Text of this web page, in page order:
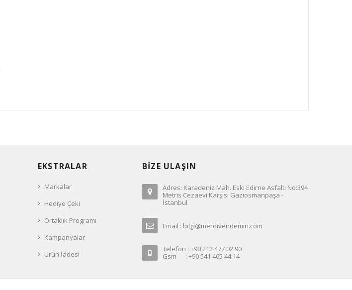
EKSTRALAR
Markalar
Hediye Çeki
Ortaklık Programı
Kampanyalar
Ürün İadesi
BİZE ULAŞIN
Adres: Karadeniz Mah. Eski Edirne Asfaltı No:394
Metris Cezaevi Karşısı Gaziosmanpaşa -
İstanbul
Email : bilgi@merdivendemiri.com
Telefon : +90 212 477 02 90
Gsm : +90 541 465 44 14